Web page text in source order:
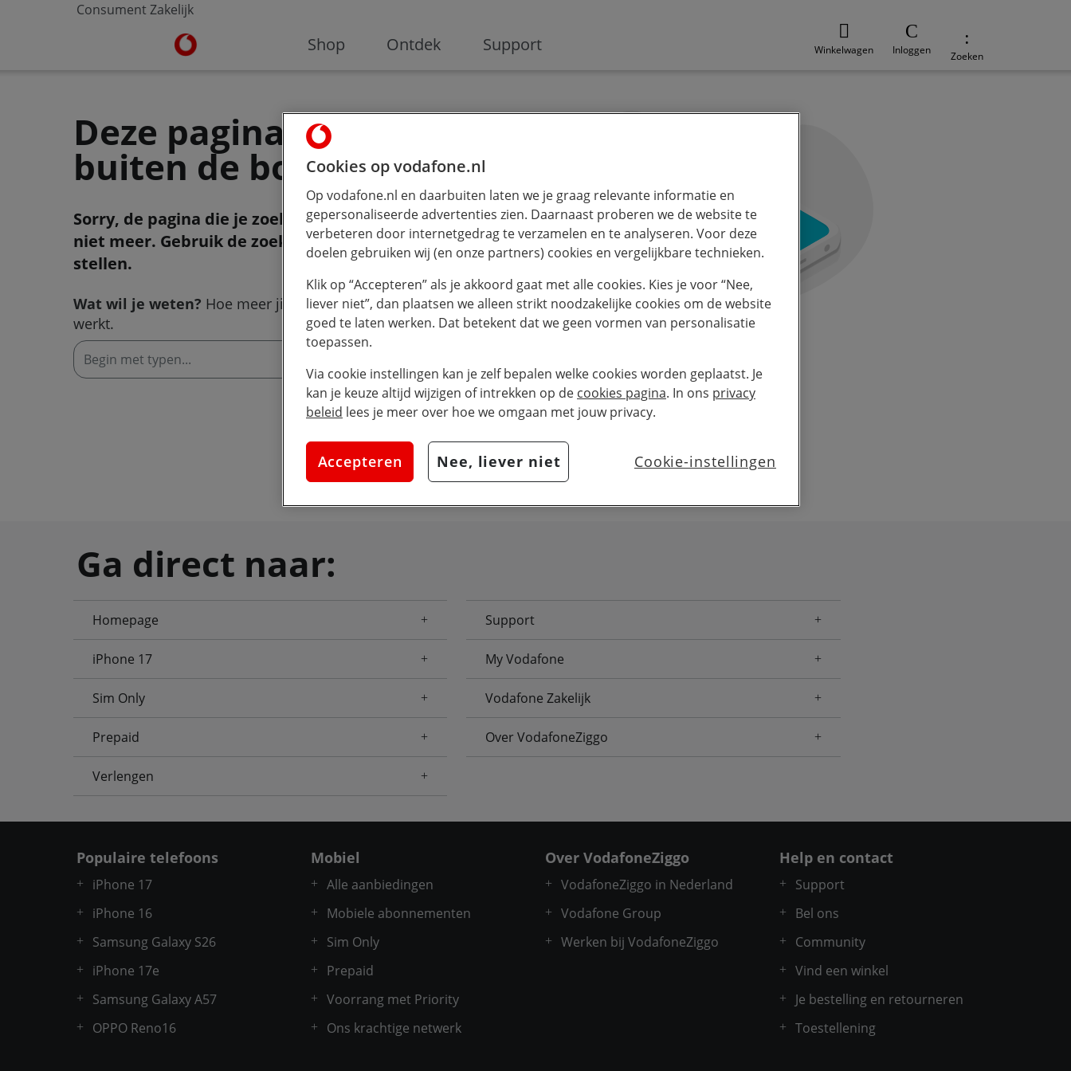
Consument Zakelijk
Ga naar de Vodafone homepage
Shop Ontdek Support Winkelwagen Inloggen Zoeken
Deze pagina viel
buiten de boot
Sorry, de pagina die je zoekt bestaat
niet meer. Gebruik de zoekbalk om je vraag te
stellen.
Wat wil je weten? Hoe meer jij typt, hoe beter onze Ai
werkt.
Wissen
Ga direct naar:
Homepage
iPhone 17
Sim Only
Prepaid
Verlengen
Support
My Vodafone
Vodafone Zakelijk
Over VodafoneZiggo
Populaire telefoons
iPhone 17
iPhone 16
Samsung Galaxy S26
iPhone 17e
Samsung Galaxy A57
OPPO Reno16
Mobiel
Alle aanbiedingen
Mobiele abonnementen
Sim Only
Prepaid
Voorrang met Priority
Ons krachtige netwerk
Over VodafoneZiggo
VodafoneZiggo in Nederland
Vodafone Group
Werken bij VodafoneZiggo
Help en contact
Support
Bel ons
Community
Vind een winkel
Je bestelling en retourneren
Toestellening
Cookies op vodafone.nl
Op vodafone.nl en daarbuiten laten we je graag relevante informatie en
gepersonaliseerde advertenties zien. Daarnaast proberen we de website te
verbeteren door internetgedrag te verzamelen en te analyseren. Voor deze
doelen gebruiken wij (en onze partners) cookies en vergelijkbare technieken.
Klik op “Accepteren” als je akkoord gaat met alle cookies. Kies je voor “Nee,
liever niet”, dan plaatsen we alleen strikt noodzakelijke cookies om de website
goed te laten werken. Dat betekent dat we geen vormen van personalisatie
toepassen.
Via cookie instellingen kan je zelf bepalen welke cookies worden geplaatst. Je
kan je keuze altijd wijzigen of intrekken op de cookies pagina. In ons privacy
beleid lees je meer over hoe we omgaan met jouw privacy.
Accepteren Nee, liever niet Cookie-instellingen